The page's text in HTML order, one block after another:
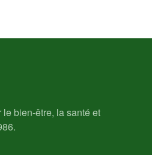
bien-être, la santé et